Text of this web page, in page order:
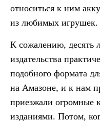
относиться к ним
из любимых игрушек.
К сожалению, десять
издательства
подобного формата
на Амазоне, и к нам
приезжали огромные
изданиями. Потом,